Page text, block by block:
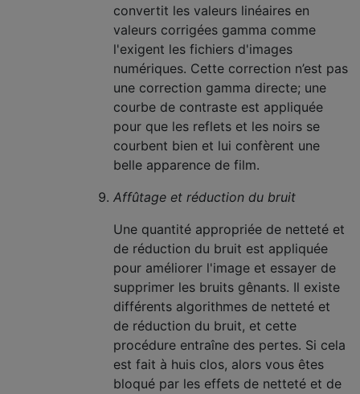
convertit les valeurs linéaires en
valeurs corrigées gamma comme
l'exigent les fichiers d'images
numériques. Cette correction n’est pas
une correction gamma directe; une
courbe de contraste est appliquée
pour que les reflets et les noirs se
courbent bien et lui confèrent une
belle apparence de film.
Affûtage et réduction du bruit
Une quantité appropriée de netteté et
de réduction du bruit est appliquée
pour améliorer l'image et essayer de
supprimer les bruits gênants. Il existe
différents algorithmes de netteté et
de réduction du bruit, et cette
procédure entraîne des pertes. Si cela
est fait à huis clos, alors vous êtes
bloqué par les effets de netteté et de